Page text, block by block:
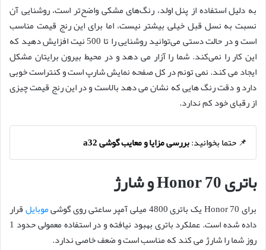
به دلیل استفاده از پنل اولد، رنگ‌های مشکی واضح‌تر است، روشنایی آن
نسبت به نسل قبل خیلی بیشتر نیست، اما برای این رنج قیمت مناسب
است و در حالت دستی می‌توانید روشنایی را تا 500 نیت افزایش دهید که
این کار را نمی‌کند. شما را آزار می دهد و در محیط بیرون برایتان مشکل
ایجاد می کند. نمی تونم در کل صفحه نمایش شارپ است و کنتراست خوبی
دارد و دقت رنگ هایی که نشان می دهد بالاست و در این رنج قیمت چیزی
از رقبای خود کم ندارد.
📌 حتما بخوانید:بررسی مزایا و معایب گوشی a32
باتری Honor 70 و شارژ
برای Honor 70 یک باتری 4800 میلی آمپر ساعتی روی گوشی موبایلقرار
داده شده است. عملکرد باتری بهبود نیافته و در استفاده معمولی حدود 1
روز شما را شارژ می کند که مناسب است و ضعف خاصی ندارد.